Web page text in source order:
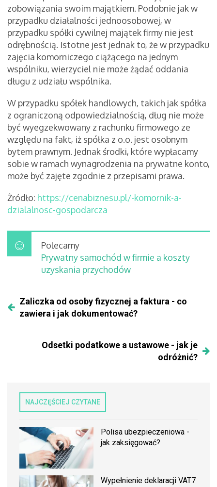
zobowiązania swoim majątkiem. Podobnie jak w
przypadku działalności jednoosobowej, w
przypadku spółki cywilnej majątek firmy nie jest
odrębnością. Istotne jest jednak to, że w przypadku
zajęcia komorniczego ciążącego na jednym
wspólniku, wierzyciel nie może żądać oddania
długu z udziału wspólnika.
W przypadku spółek handlowych, takich jak spółka
z ograniczoną odpowiedzialnością, dług nie może
być wyegzekwowany z rachunku firmowego ze
względu na fakt, iż spółka z o.o. jest osobnym
bytem prawnym. Jednak środki, które wypłacamy
sobie w ramach wynagrodzenia na prywatne konto,
może być zajęte zgodnie z przepisami prawa.
Żródło: https://cenabiznesu.pl/-komornik-a-
dzialalnosc-gospodarcza
Polecamy
Prywatny samochód w firmie a koszty
uzyskania przychodów
Zaliczka od osoby fizycznej a faktura - co
zawiera i jak dokumentować?
Odsetki podatkowe a ustawowe - jak je
odróżnić?
NAJCZĘŚCIEJ CZYTANE
Polisa ubezpieczeniowa -
jak zaksięgować?
Wypełnienie deklaracji VAT7